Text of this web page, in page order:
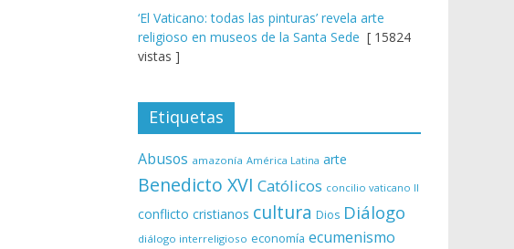
‘El Vaticano: todas las pinturas’ revela arte
religioso en museos de la Santa Sede [ 15824
vistas ]
Etiquetas
Abusos amazonía América Latina arte
Benedicto XVI Católicos concilio vaticano II
conflicto cristianos cultura Dios Diálogo
diálogo interreligioso economía ecumenismo